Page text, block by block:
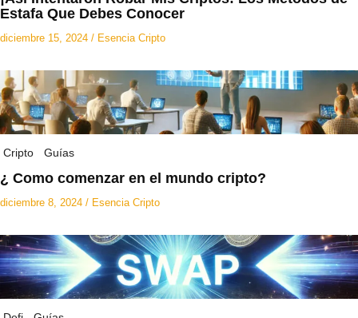
Estafa Que Debes Conocer
diciembre 15, 2024 / Esencia Cripto
Cripto Guías
¿ Como comenzar en el mundo cripto?
diciembre 8, 2024 / Esencia Cripto